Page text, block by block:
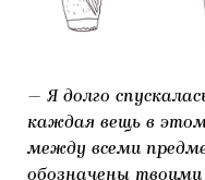
— Я долго
каждая вещь в
между всеми
обозначены твоими